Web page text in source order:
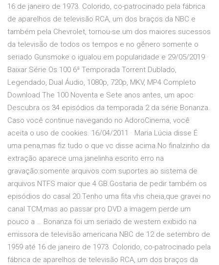
16 de janeiro de 1973. Colorido, co-patrocinado pela fábrica
de aparelhos de televisão RCA, um dos braços da NBC e
também pela Chevrolet, tornou-se um dos maiores sucessos
da televisão de todos os tempos e no gênero somente o
seriado Gunsmoke o igualou em popularidade e 29/05/2019 ·
Baixar Série Os 100 6ª Temporada Torrent Dublado,
Legendado, Dual Áudio, 1080p, 720p, MKV, MP4 Completo
Download The 100 Noventa e Sete anos antes, um apoc
Descubra os 34 episódios da temporada 2 da série Bonanza.
Caso você continue navegando no AdoroCinema, você
aceita o uso de cookies. 16/04/2011 · Maria Lúcia disse É
uma pena,mas fiz tudo o que vc disse acima.No finalzinho da
extração aparece uma janelinha escrito erro na
gravação:somente arquivos com suportes ao sistema de
arquivos NTFS maior que 4 GB.Gostaria de pedir também os
episódios do casal 20.Tenho uma fita vhs cheia,que gravei no
canal TCM,mas ao passar pro DVD a imagem perde um
pouco a … Bonanza foi um seriado de western exibido na
emissora de televisão americana NBC de 12 de setembro de
1959 até 16 de janeiro de 1973. Colorido, co-patrocinado pela
fábrica de aparelhos de televisão RCA, um dos braços da